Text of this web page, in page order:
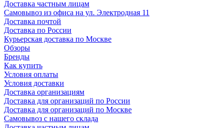
Доставка частным лицам
Самовывоз из офиса на ул. Электродная 11
Доставка почтой
Доставка по России
Курьерская доставка по Москве
Обзоры
Бренды
Как купить
Условия оплаты
Условия доставки
Доставка организациям
Доставка для организаций по России
Доставка для организаций по Москве
Самовывоз с нашего склада